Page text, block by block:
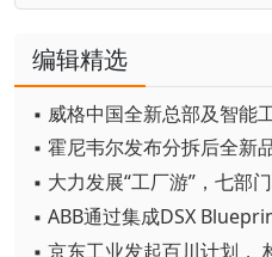
编辑精选
▪ 威格中国全新总部及智能
▪ 大力发展“工厂游”，七部
▪ 京东工业发起百川计划，